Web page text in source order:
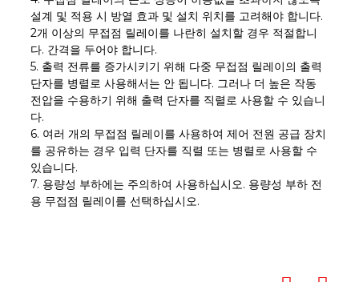
설계 및 적용 시 방열 효과 및 설치 위치를 고려해야 합니다.
2개 이상의 무접점 릴레이를 나란히 설치할 경우 적절합니
다. 간격을 두어야 합니다.
5. 출력 전류를 증가시키기 위해 다중 무접점 릴레이의 출력
단자를 병렬로 사용해서는 안 됩니다. 그러나 더 높은 작동
전압을 수용하기 위해 출력 단자를 직렬로 사용할 수 있습니
다.
6. 여러 개의 무접점 릴레이를 사용하여 제어 전원 공급 장치
를 공유하는 경우 입력 단자를 직렬 또는 병렬로 사용할 수
있습니다.
7. 용량성 부하에는 주의하여 사용하십시오. 용량성 부하 전
용 무접점 릴레이를 선택하십시오.